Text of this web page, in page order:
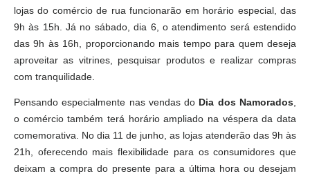
lojas do comércio de rua funcionarão em horário especial, das
9h às 15h. Já no sábado, dia 6, o atendimento será estendido
das 9h às 16h, proporcionando mais tempo para quem deseja
aproveitar as vitrines, pesquisar produtos e realizar compras
com tranquilidade.
Pensando especialmente nas vendas do Dia dos Namorados
o comércio também terá horário ampliado na véspera da data
comemorativa. No dia 11 de junho, as lojas atenderão das 9h às
21h, oferecendo mais flexibilidade para os consumidores que
deixam a compra do presente para a última hora ou desejam